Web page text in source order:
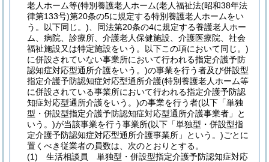
老人ホーム等(特別養護老人ホーム(老人福祉法(昭和38年法
律第133号)第20条の5に規定する特別養護老人ホームをい
う。以下同じ。) 、同法第20条の4に規定する養護老人ホー
ム、病院、診療所、介護老人保健施設、介護医療院、社会
福祉施設又は特定施設をいう。以下この項において同じ。)
に併設されていない事業所において行われる指定介護予防
認知症対応型通所介護をいう。)の事業を行う者及び併設型
指定介護予防認知症対応型通所介護(特別養護老人ホーム等
に併設されている事業所において行われる指定介護予防認
知症対応型通所介護をいう。)の事業を行う者(以下「単独
型・併設型指定介護予防認知症対応型通所介護事業者」と
いう。)が当該事業を行う事業所(以下「単独型・併設型指
定介護予防認知症対応型通所介護事業所」という。)ごとに
置くべき従業者の員数は、次のとおりとする。
(1)
生活相談員 単独型・併設型指定介護予防認知症対応